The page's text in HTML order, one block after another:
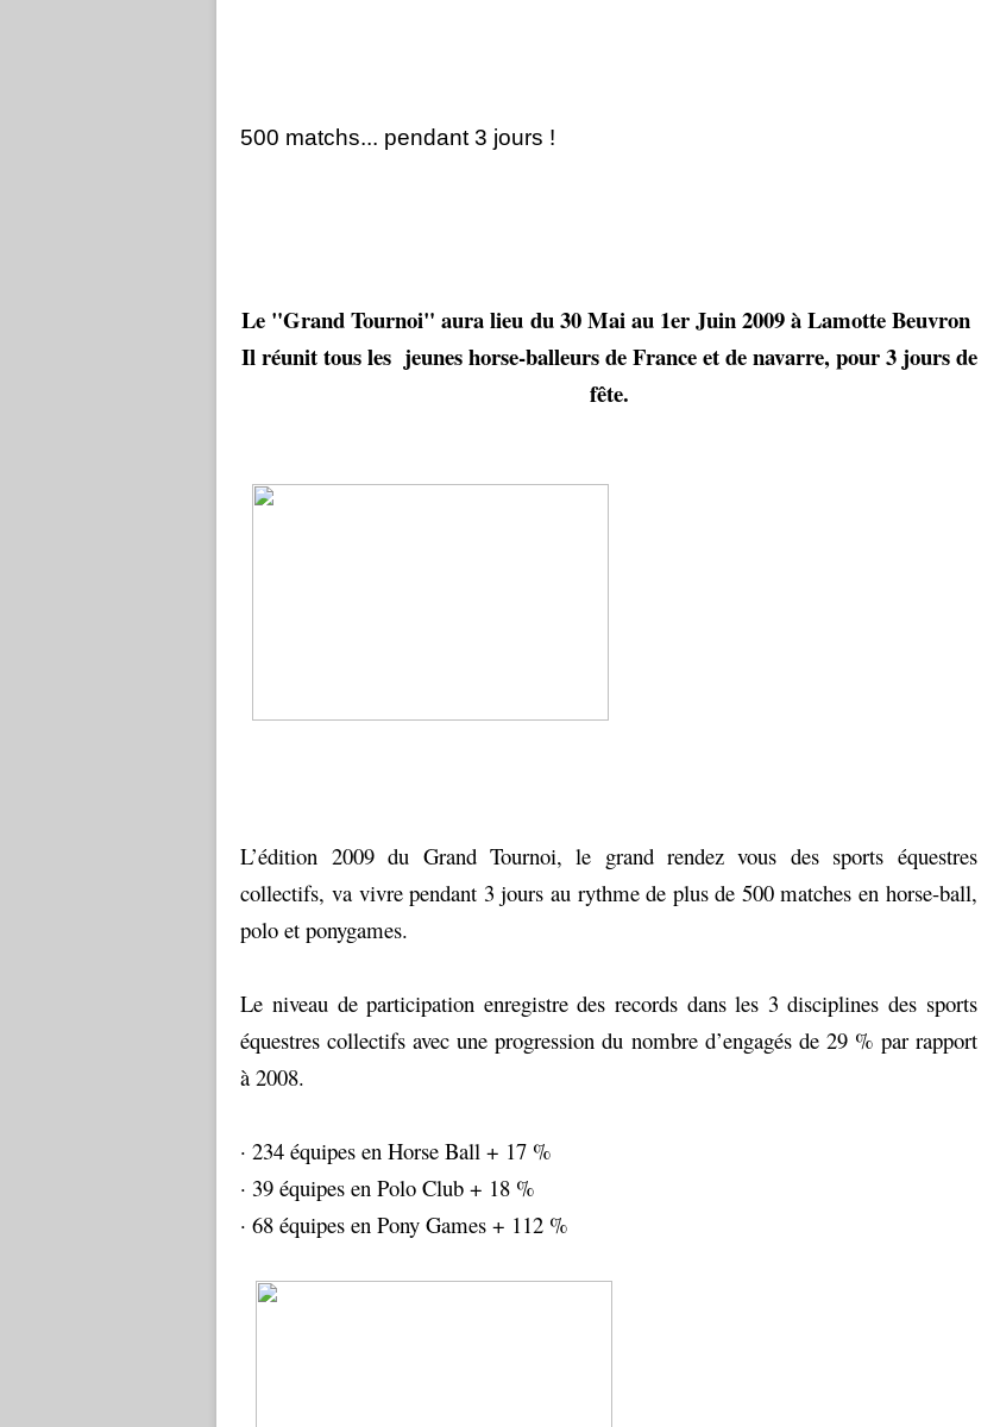
500 matchs... pendant 3 jours !
Le "Grand Tournoi" aura lieu du 30 Mai au 1er Juin 2009 à Lamotte Beuvron
Il réunit tous les jeunes horse-balleurs de France et de navarre, pour 3 jours de
fête.
L’édition 2009 du Grand Tournoi, le grand rendez vous des sports équestres
collectifs, va vivre pendant 3 jours au rythme de plus de 500 matches en horse-ball,
polo et ponygames.
Le niveau de participation enregistre des records dans les 3 disciplines des sports
équestres collectifs avec une progression du nombre d’engagés de 29 % par rapport
à 2008.
· 234 équipes en Horse Ball + 17 %
· 39 équipes en Polo Club + 18 %
· 68 équipes en Pony Games + 112 %